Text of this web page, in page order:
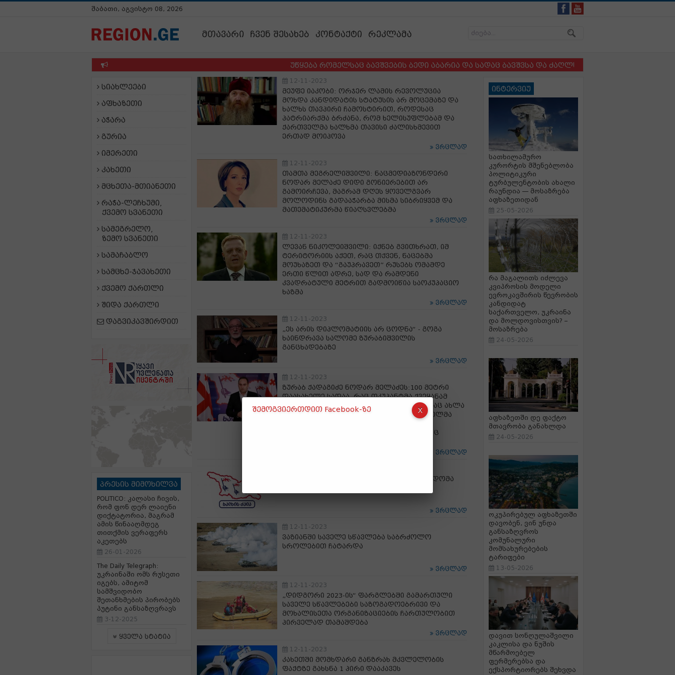
შაბათი, აგვისტო 08, 2026
მთავარი ჩვენ შესახებ კონტაქტი რეკლამა
უწყება რომელსაც ბავშვების ბედი აბარია და სადაც ბავშვსა და ძაღლს ერთმანეთისგან ვერ
სიახლეები
აფხაზეთი
აჭარა
გურია
იმერეთი
კახეთი
მცხეთა-მთიანეთი
რაჭა-ლეჩხუმი,
ქვემო სვანეთი
სამეგრელო,
ზემო სვანეთი
სამაჩაბლო
სამცხე-ჯავახეთი
ქვემო ქართლი
შიდა ქართლი
დაგვიკავშირდით
პრესის მიმოხილვა
POLITICO: კალასი ჩივის,
რომ ფონ დერ ლაიენი
დიქტატორია, მაგრამ
ამის წინააღმდეგ
თითქმის ვერაფერს
აკეთებს
26-01-2026
The Daily Telegraph:
უკრაინაში ომს რუსეთი
იგებს, ამიტომ
სამშვიდობო
შეთანხმების პირობებს
პუტინი განსაზღვრავს
3-12-2025
ყველა სტატია
12-11-2023
მეუფე იაკობი: ორჯერ ლამის რევოლუცია
მოხდა კანდიდატის სტატუსის არ მოცემაზე და
ხალხს თავპირი ჩამოსტირით, როდესაც
პატრიარქმა ბრძანა, რომ ხელისუფლებამ და
ქართველმა ხალხმა თავისი ძალისხმევით
ერთად მოიპოვა
ვრცლად
12-11-2023
თამთა მეგრელიშვილი: ნაცმედიაზონდერი
ნოდარ მელაძე დიდი გონიერებით არ
გამოირჩევა, მაგრამ დღეს ყოველგვარ
მოლოდინს გადააჭარბა მისმა სიბრიყვემ და
მათემატიკურმა წიაღსვლებმა
ვრცლად
12-11-2023
ლევან ნიკოლეიშვილი: იქნებ გვითხრათ, იმ
ტერიტორიის აქეთ, რაც თქვენ, ნაცებმა
მოუხაზეთ და “გაუპრავეთ” რუსებს ომამდე
ერთი წლით ადრე, სად და რამდენი
კვადრატული მეტრით გადმოიწია საოკუპაციო
ხაზმა
ვრცლად
12-11-2023
„ეს არის დიპლომატიის არ ცოდნა“ - გოგა
ხაინდრავა სალომე ზურაბიშვილის
განცხადებაზე
ვრცლად
12-11-2023
ზურაბ ქადაგიძე ნოდარ მელაძეს:100 მეტრი
დაასახელე სადაა, რაც ოკუპანტმა ქვეყანამ
მიიტაცა? ვერ დაასახელებ, რადგან სადაც ახლა
ისინი დათარეშობენ, ჯერ შენმა საყვარელმა
ერთეული შეუქმნა და ომის შემდეგ მიწაც
ვრცლად
კაჭრეთში "ხალხის ძალის" გასვლითი სხდომა
ვრცლად
12-11-2023
ვაზიანში საველე სწავლება საბრძოლო
სროლებით ჩატარდა
ვრცლად
12-11-2023
„დიდგორი 2023-ის“ ფარგლებში გამართული
საველე სწავლებები საზოგადოებრივი და
მოხალისეთა ორგანიზაციების ჩართულობით
პირველად თამაშდება
ვრცლად
12-11-2023
კახეთში მომხდარი განზრახ მკვლელობის
ფაქტზე გახსნა 1 პირი დააკავეს
ინტერვიუ
სათხილამურო
კურორტის მშენებლობა
პოლიტიკური
ტურბულენტობის ახალი
რაუნდია — მოსაზრება
აფხაზეთიდან
25-05-2026
რა მაგალითს იძლევა
კვიპროსის მოდელი
ევროკავშირის წევრობის
კანდიდატ
საქართველო, უკრაინა
და მოლდოვისთვის? –
მოსაზრება
24-05-2026
აფხაზეთში დე ფაქტო
მთავრობა განახლდა
24-05-2026
ოკუპირებულ აფხაზეთში
დავობენ, ვინ უნდა
განსაზღვროს
კომუნალური
მომსახურებების
ტარიფები
13-05-2026
დავით სონღულაშვილი
კაკლისა და ნუშის
მწარმოებელ
ფერმერებსა და
ექსპორტიორებს შეხვდა
შემოგვიერთდით Facebook-ზე